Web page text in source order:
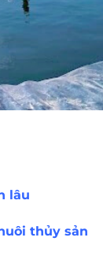
lâu
thủy sản